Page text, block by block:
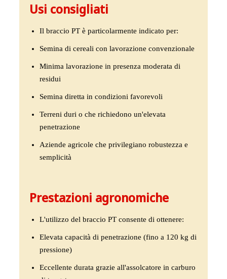
Usi consigliati
Il braccio PT è particolarmente indicato per:
Semina di cereali con lavorazione convenzionale
Minima lavorazione in presenza moderata di
residui
Semina diretta in condizioni favorevoli
Terreni duri o che richiedono un'elevata
penetrazione
Aziende agricole che privilegiano robustezza e
semplicità
Prestazioni agronomiche
L'utilizzo del braccio PT consente di ottenere:
Elevata capacità di penetrazione (fino a 120 kg di
pressione)
Eccellente durata grazie all'assolcatore in carburo